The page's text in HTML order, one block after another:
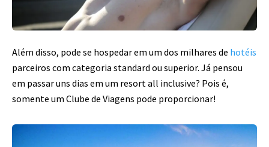
Além disso, pode se hospedar em um dos milhares de hotéis
parceiros com categoria standard ou superior. Já pensou
em passar uns dias em um resort all inclusive? Pois é,
somente um Clube de Viagens pode proporcionar!